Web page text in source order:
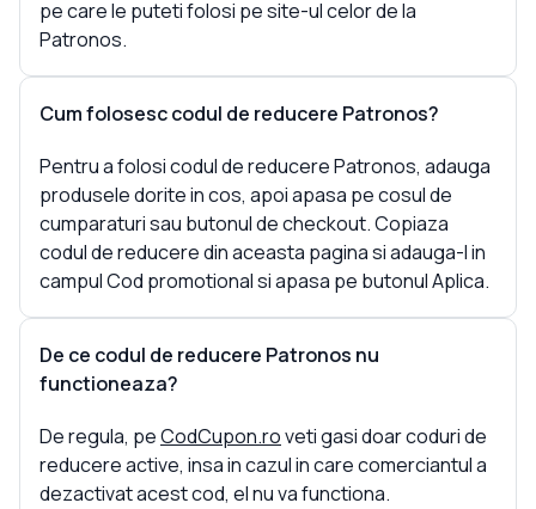
pe care le puteti folosi pe site-ul celor de la
Patronos.
Cum folosesc codul de reducere Patronos?
Pentru a folosi codul de reducere Patronos, adauga
produsele dorite in cos, apoi apasa pe cosul de
cumparaturi sau butonul de checkout. Copiaza
codul de reducere din aceasta pagina si adauga-l in
campul Cod promotional si apasa pe butonul Aplica.
De ce codul de reducere Patronos nu
functioneaza?
De regula, peCodCupon.roveti gasi doar coduri de
reducere active, insa in cazul in care comerciantul a
dezactivat acest cod, el nu va functiona.